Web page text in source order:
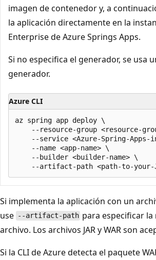
imagen de contenedor y, a
la aplicación directamente en la
Enterprise de Azure Springs Apps.
Si no especifica el generador, se usa
generador.
Azure CLI
az spring app deploy \
--resource-group <resource-
--service <Azure-Spring-Apps-
    --name <app-name> \
    --builder <builder-name> \
Si implementa la aplicación con un
use --artifact-path para especificar la
archivo. Los archivos JAR y WAR son
Si la CLI de Azure detecta el paquete